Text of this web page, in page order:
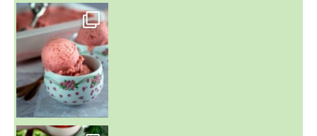
~ NICE CREAM À LA FRAISE ~
Presque un mois que